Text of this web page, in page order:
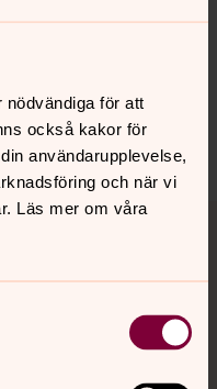
för att
också kakor för
användarupplevelse,
och när vi
Läs mer om våra